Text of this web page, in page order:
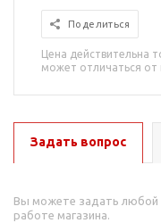
Поделиться
Цена действительна
может отличаться от
Задать вопрос
Вы можете задать любой
работе магазина.